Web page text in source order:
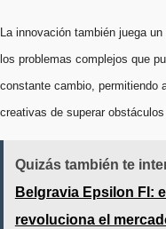
La innovación también juega
los problemas complejos que
constante cambio, permitiendo
creativas de superar
Quizás también te
Belgravia Epsilon FI:
revoluciona el